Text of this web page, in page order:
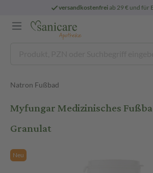
versandkostenfreiab 29 € und für
Natron Fußbad
Myfungar Medizinisches
Granulat
Neu